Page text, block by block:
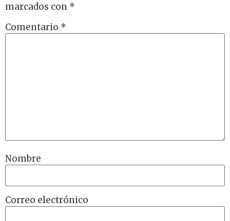
marcados con *
Comentario *
Nombre
Correo electrónico